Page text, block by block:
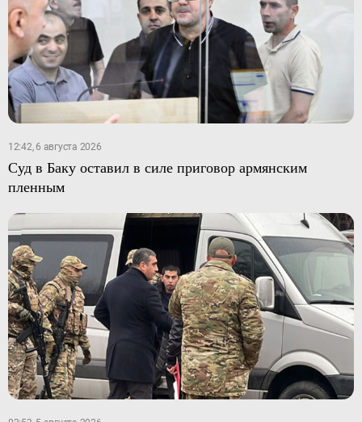
12:42, 6 августа 2026
Суд в Баку оставил в силе приговор армянским
пленным